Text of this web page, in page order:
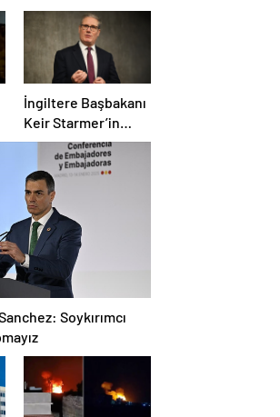
İngiltere Başbakanı
Keir Starmer’in
evinde yangın çıktı
Soykırımcı